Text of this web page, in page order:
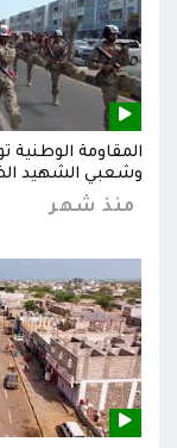
المقاومة
وشعبي الشهيد
منذ شهر